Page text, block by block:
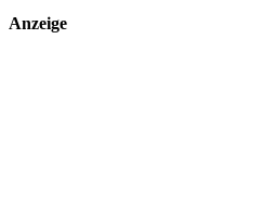
Anzeige